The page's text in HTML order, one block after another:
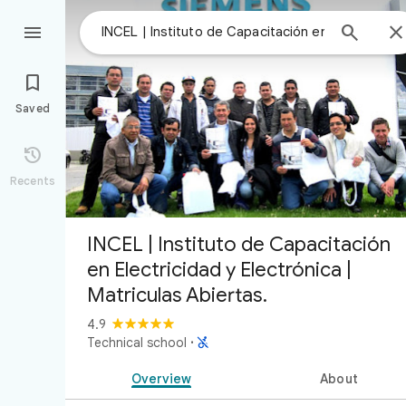
 


Saved

Recents
INCEL | Instituto de Capacitación
en Electricidad y Electrónica |
Matriculas Abiertas.
4.9
Technical school · 
Overview About